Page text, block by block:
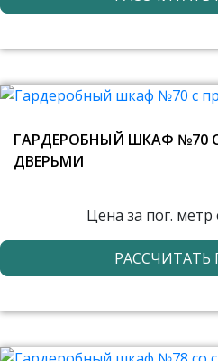
ГАРДЕРОБНЫЙ ШКАФ №70
ДВЕРЬМИ
Цена за пог. метр